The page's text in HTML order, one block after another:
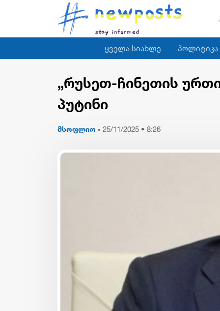
ყველა სიახლე პოლიტიკა
„რუსეთ-ჩინეთის
პუტინი
მსოფლიო • 25/11/2025 • 8:26